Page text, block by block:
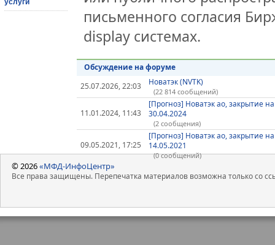
письменного согласия
display системах.
Обсуждение на форуме
25.07.2026, 22:03
Новатэк (NVTK)
(22 814 сообщений)
11.01.2024, 11:43
[Прогноз] Новатэк ао, закрытие на
30.04.2024
(2 сообщения)
09.05.2021, 17:25
[Прогноз] Новатэк ао, закрытие на
14.05.2021
(0 сообщений)
© 2026«МФД-ИнфоЦентр»
Все права защищены. Перепечатка материалов возможна только со